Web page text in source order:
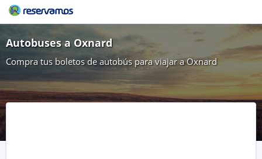
Autobuses a Oxnard
Compra tus boletos de autobús para viajar a Oxnard